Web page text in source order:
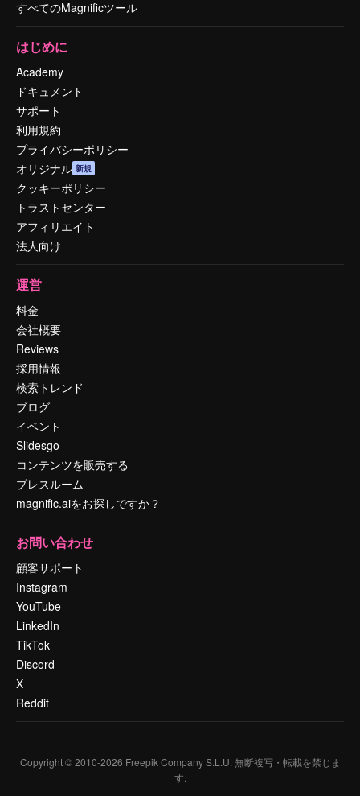
すべてのMagnificツール
はじめに
Academy
ドキュメント
サポート
利用規約
プライバシーポリシー
オリジナル 新規
クッキーポリシー
トラストセンター
アフィリエイト
法人向け
運営
料金
会社概要
Reviews
採用情報
検索トレンド
ブログ
イベント
Slidesgo
コンテンツを販売する
プレスルーム
magnific.aiをお探しですか？
お問い合わせ
顧客サポート
Instagram
YouTube
LinkedIn
TikTok
Discord
X
Reddit
Copyright © 2010-2026 Freepik Company S.L.U. 無断複写・転載を禁じま
す.